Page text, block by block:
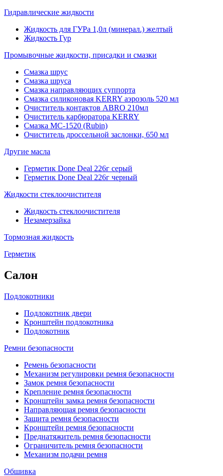
Гидравлические жидкости
Жидкость для ГУРа 1,0л (минерал.) желтый
Жидкость Гур
Промывочные жидкости, присадки и смазки
Смазка шрус
Смазка шруса
Смазка направляющих суппорта
Смазка силиконовая KERRY аэрозоль 520 мл
Очиститель контактов ABRO 210мл
Очиститель карбюратора KERRY
Смазка МС-1520 (Rubin)
Очиститель дроссельной заслонки, 650 мл
Другие масла
Герметик Done Deal 226г серый
Герметик Done Deal 226г черный
Жидкости стеклоочистителя
Жидкость стеклоочистителя
Незамерзайка
Тормозная жидкость
Герметик
Салон
Подлокотники
Подлокотник двери
Кронштейн подлокотника
Подлокотник
Ремни безопасности
Ремень безопасности
Механизм регулировки ремня безопасности
Замок ремня безопасности
Крепление ремня безопасности
Кронштейн замка ремня безопасности
Направляющая ремня безопасности
Защита ремня безопасности
Кронштейн ремня безопасности
Преднатяжитель ремня безопасности
Ограничитель ремня безопасности
Механизм подачи ремня
Обшивка